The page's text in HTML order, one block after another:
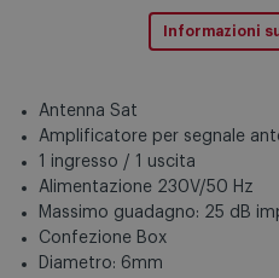
Informazioni
Antenna Sat
Amplificatore per segnale
1 ingresso / 1 uscita
Alimentazione 230V/50 Hz
Massimo guadagno: 25 dB
Confezione Box
Diametro: 6mm